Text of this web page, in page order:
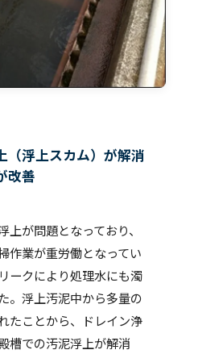
（浮上スカム）が解消
改善
が問題となっており、
作業が重労働となってい
ークにより処理水にも濁
。浮上汚泥中から多量の
たことから、ドレイン浄
槽での汚泥浮上が解消